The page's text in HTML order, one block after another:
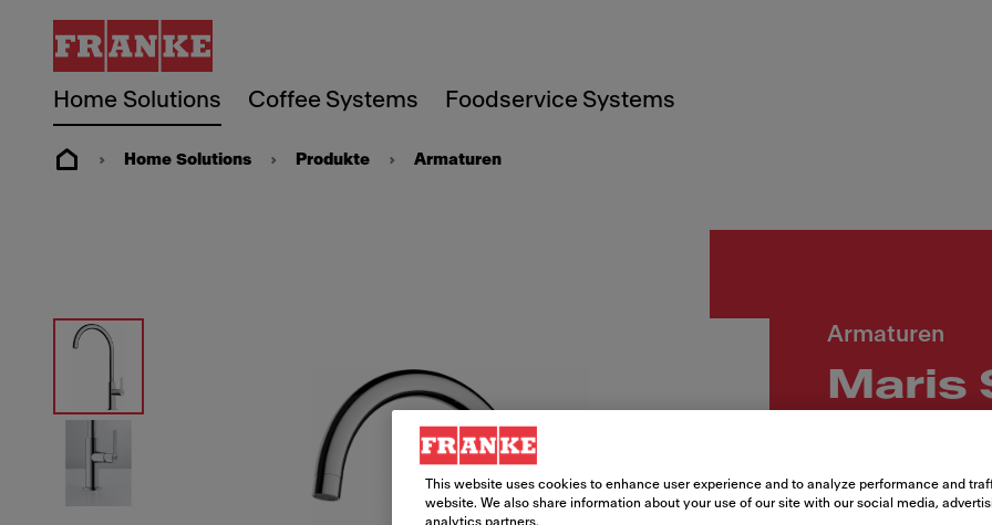
Home Solutions Coffee Systems Foodservice Systems
Home Solutions Produkte Armaturen
Armaturen
Maris
Artikelnummer
This website uses cookies to enhance user experience and to analyze performance and
website. We also share information about your use of our site with our social media,
analytics partners.